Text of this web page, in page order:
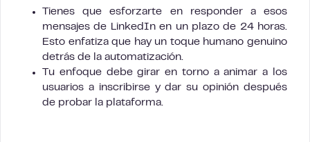
Tienes que esforzarte en responder a esos
mensajes de LinkedIn en un plazo de 24 horas.
Esto enfatiza que hay un toque humano genuino
detrás de la automatización.
Tu enfoque debe girar en torno a animar a los
usuarios a inscribirse y dar su opinión después
de probar la plataforma.